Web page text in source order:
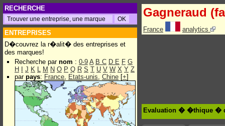
RECHERCHE
ENTREPRISES
D�couvrez la r�alit� des entreprises et
des marques!
Recherche par nom : 0-9 A B C D E F G
H
J K L M N O P Q R S T U V W X Y Z
par pays: France, Etats-unis, Chine [+]
Gagneraud
France analytics
Evaluation � �thique �